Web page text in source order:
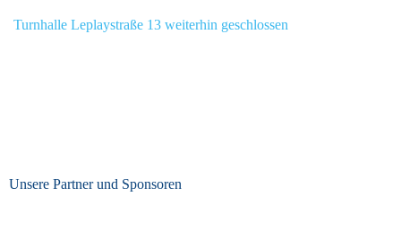
Turnhalle Leplaystraße 13 weiterhin geschlossen
Unsere Partner und Sponsoren